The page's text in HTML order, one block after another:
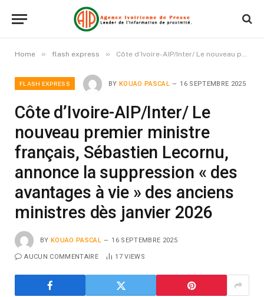
Home » flash express » Côte d’Ivoire-AIP/Inter/ Le nouveau premier ministre français, Sébastien Lecornu, annonce la suppression « des avantages à vie » des anciens ministres dès janvier 2026
FLASH EXPRESS BY KOUAO PASCAL 16 SEPTEMBRE 2025
Côte d’Ivoire-AIP/Inter/ Le
nouveau premier ministre
français, Sébastien Lecornu,
annonce la suppression « des
avantages à vie » des anciens
ministres dès janvier 2026
BY KOUAO PASCAL 16 SEPTEMBRE 2025
AUCUN COMMENTAIRE 17VIEWS